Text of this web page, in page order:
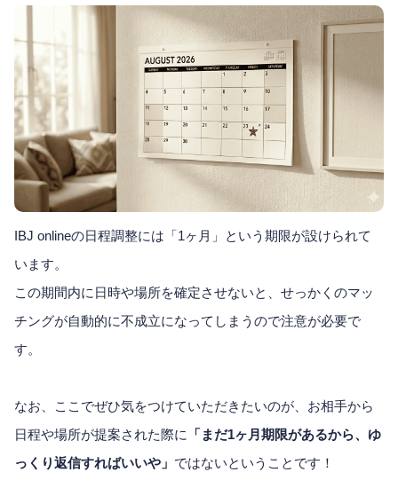
IBJ onlineの日程調整には「1ヶ月」という期限が設けられて
います。
この期間内に日時や場所を確定させないと、せっかくのマッ
チングが自動的に不成立になってしまうので注意が必要で
す。
なお、ここでぜひ気をつけていただきたいのが、お相手から
日程や場所が提案された際に
「まだ1ヶ月期限があるから、ゆ
っくり返信すればいいや」 ではないということです！